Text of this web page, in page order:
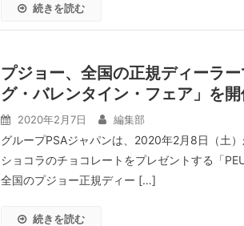
続きを読む
プジョー、全国の正規ディーラ
グ・バレンタイン・フェア」を
2020年2月7日 編集部
グループPSAジャパンは、2020年2月8日（土
ショコラのチョコレートをプレゼントする「
全国のプジョー正規ディー […]
続きを読む